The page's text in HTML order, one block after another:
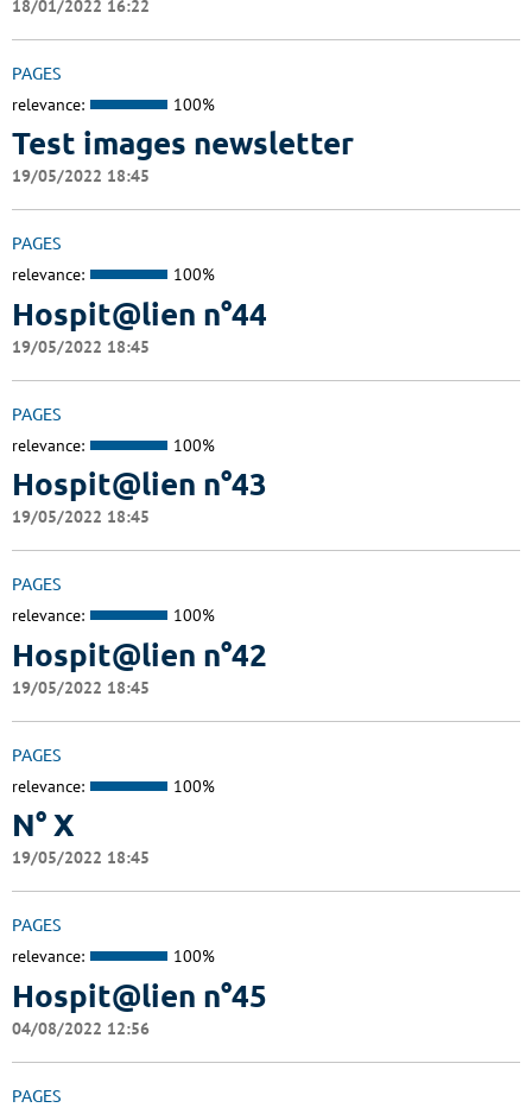
18/01/2022 16:22
PAGES
relevance: 100%
Test images newsletter
19/05/2022 18:45
PAGES
relevance: 100%
Hospit@lien n°44
19/05/2022 18:45
PAGES
relevance: 100%
Hospit@lien n°43
19/05/2022 18:45
PAGES
relevance: 100%
Hospit@lien n°42
19/05/2022 18:45
PAGES
relevance: 100%
N° X
19/05/2022 18:45
PAGES
relevance: 100%
Hospit@lien n°45
04/08/2022 12:56
PAGES